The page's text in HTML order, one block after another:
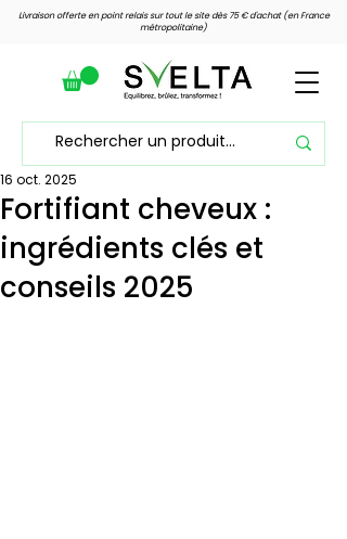
Voir les points
Livraison offerte en point relais sur tout le site dès 75 € d'achat (en France
métropolitaine)
Fortifiant cheveux :
ingrédients clés et
conseils 2025
16 oct. 2025